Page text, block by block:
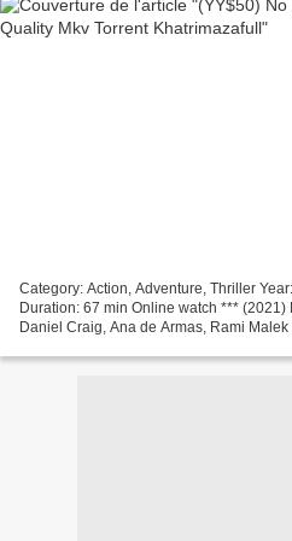
Category: Action, Adventure, Thriller
Duration: 67 min Online watch *** (2021)
Daniel Craig, Ana de Armas, Rami